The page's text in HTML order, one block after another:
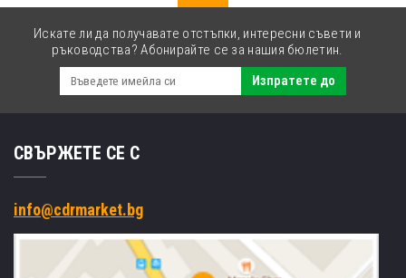
Искате ли да получавате отстъпки, интересни съвети и
ръководства? Абонирайте се за нашия бюлетин.
Изпратете до
СВЪРЖЕТЕ СЕ С
info@cdrmarket.bg